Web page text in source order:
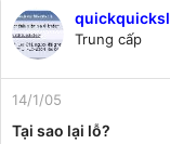
Trung cấp
14/1/05
Tại sao lại lỗ?